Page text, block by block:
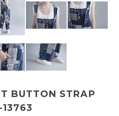
BUTTON STRAP